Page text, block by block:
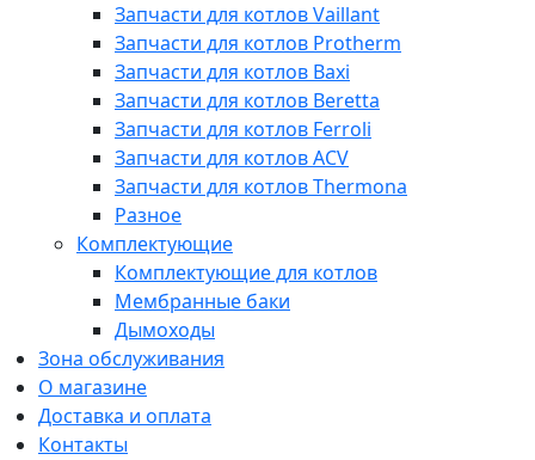
Запчасти для котлов Vaillant
Запчасти для котлов Protherm
Запчасти для котлов Baxi
Запчасти для котлов Beretta
Запчасти для котлов Ferroli
Запчасти для котлов ACV
Запчасти для котлов Thermona
Разное
Комплектующие
Комплектующие для котлов
Мембранные баки
Дымоходы
Зона обслуживания
О магазине
Доставка и оплата
Контакты